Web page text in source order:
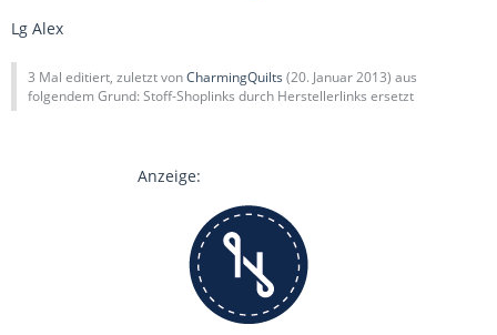
Lg Alex
3 Mal editiert, zuletzt vonCharmingQuilts (20. Januar 2013) aus
folgendem Grund: Stoff-Shoplinks durch Herstellerlinks ersetzt
Anzeige: